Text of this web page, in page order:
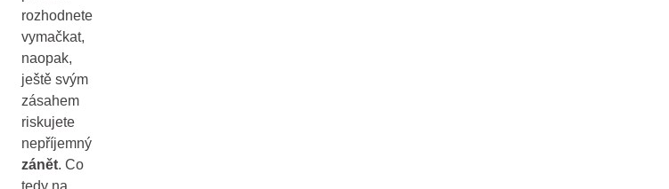
rozhodnete
vymačkat,
naopak,
ještě svým
zásahem
riskujete
nepříjemný
zánět. Co
tedy na